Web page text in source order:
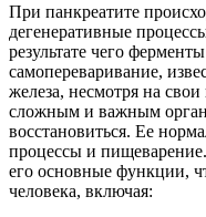
При панкреатите
дегенеративные
результате чего
самопереваривание,
железа, несмотря на
сложным и важным
восстановиться. Ее
процессы и
его основные функции,
человека, включая: